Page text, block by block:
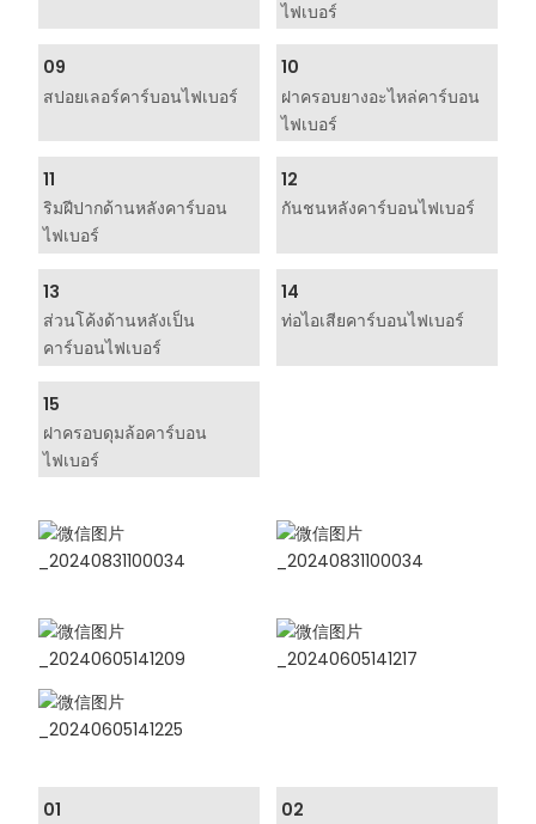
ไฟเบอร์
09
สปอยเลอร์คาร์บอนไฟเบอร์
10
ฝาครอบยางอะไหล่คาร์บอน
ไฟเบอร์
11
ริมฝีปากด้านหลังคาร์บอน
ไฟเบอร์
12
กันชนหลังคาร์บอนไฟเบอร์
13
ส่วนโค้งด้านหลังเป็น
คาร์บอนไฟเบอร์
14
ท่อไอเสียคาร์บอนไฟเบอร์
15
ฝาครอบดุมล้อคาร์บอน
ไฟเบอร์
01
02